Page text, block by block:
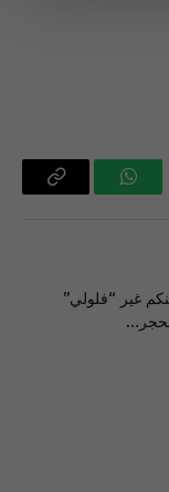
واتساب Copy
غير “فلولي”
بحجر…